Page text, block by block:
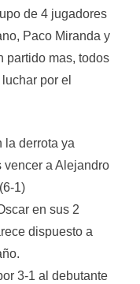
de 4 jugadores
Paco Miranda y
partido mas, todos
por el
la derrota ya
vencer a Alejandro
1)
en sus 2
dispuesto a
3-1 al debutante